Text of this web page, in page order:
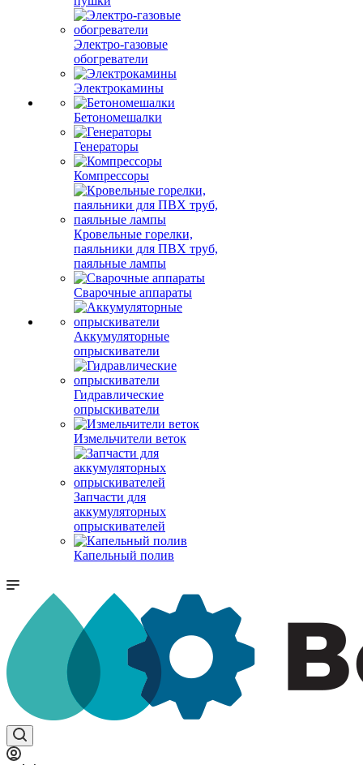
Электро-газовые
обогреватели
Электрокамины
Бетономешалки
Генераторы
Компрессоры
Кровельные горелки,
паяльники для ПВХ труб,
паяльные лампы
Сварочные аппараты
Аккумуляторные
опрыскиватели
Гидравлические
опрыскиватели
Измельчители веток
Запчасти для
аккумуляторных
опрыскивателей
Капельный полив